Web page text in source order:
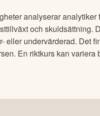
analyserar analytiker
och skuldsättning.
eller undervärderad. Det
En riktkurs kan